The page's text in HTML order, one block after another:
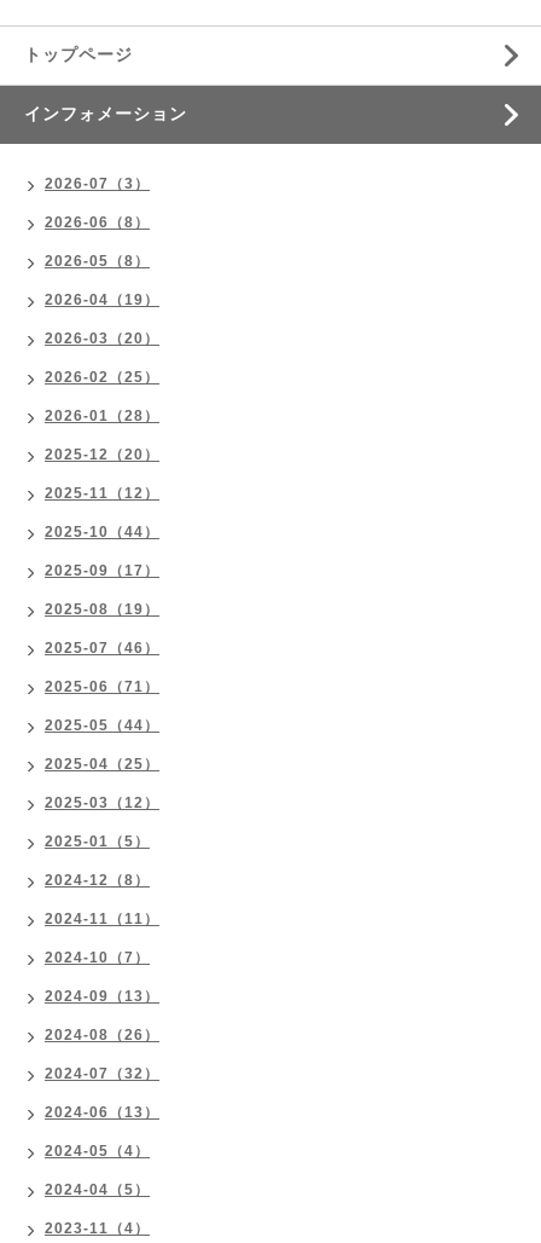
トップページ
インフォメーション
2026-07（3）
2026-06（8）
2026-05（8）
2026-04（19）
2026-03（20）
2026-02（25）
2026-01（28）
2025-12（20）
2025-11（12）
2025-10（44）
2025-09（17）
2025-08（19）
2025-07（46）
2025-06（71）
2025-05（44）
2025-04（25）
2025-03（12）
2025-01（5）
2024-12（8）
2024-11（11）
2024-10（7）
2024-09（13）
2024-08（26）
2024-07（32）
2024-06（13）
2024-05（4）
2024-04（5）
2023-11（4）